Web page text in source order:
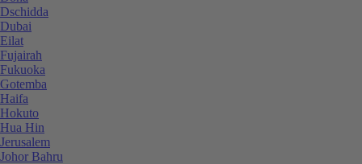
Dschidda
Dubai
Eilat
Fujairah
Fukuoka
Gotemba
Haifa
Hokuto
Hua Hin
Jerusalem
Johor Bahru